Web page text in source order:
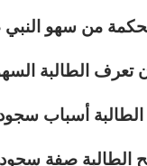
من سهو
تعرف الطالبة
الطالبة أسباب
الطالبة صفة